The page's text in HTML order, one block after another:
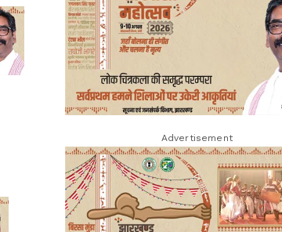
Advertisement